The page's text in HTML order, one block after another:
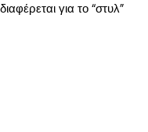
για το “στυλ”